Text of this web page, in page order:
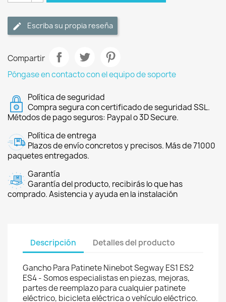
Escriba su propia reseña
Compartir
Póngase en contacto con el equipo de soporte
Política de seguridad
Compra segura con certificado de seguridad SSL.
Métodos de pago seguros: Paypal o 3D Secure.
Política de entrega
Plazos de envío concretos y precisos. Más de 71000
paquetes entregados.
Garantía
Garantía del producto, recibirás lo que has
comprado. Asistencia y ayuda en la instalación
Descripción Detalles del producto
Gancho Para Patinete Ninebot Segway ES1 ES2
ES4 - Somos especialistas en piezas, mejoras,
partes de reemplazo para cualquier patinete
eléctrico, bicicleta eléctrica o vehículo eléctrico.